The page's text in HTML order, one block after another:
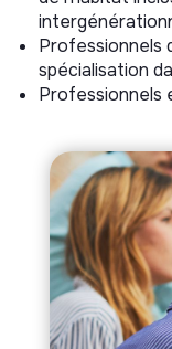
Professionnels
spécialisation
Professionnels